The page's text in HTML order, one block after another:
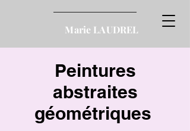
Marie LAUDREL
Peintures
abstraites
géométriques